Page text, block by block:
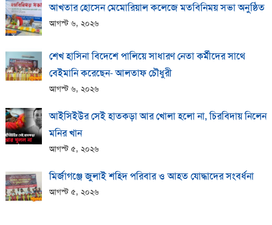
আখতার হোসেন মেমোরিয়াল কলেজে মতবিনিময় সভা অনুষ্ঠিত
আগস্ট ৬, ২০২৬
শেখ হাসিনা বিদেশে পালিয়ে সাধারণ নেতা কর্মীদের সাথে
বেইমানি করেছেন- আলতাফ চৌধুরী
আগস্ট ৬, ২০২৬
আইসিইউর সেই হাতকড়া আর খোলা হলো না, চিরবিদায় নিলেন
মনির খান
আগস্ট ৫, ২০২৬
মির্জাগঞ্জে জুলাই শহিদ পরিবার ও আহত যোদ্ধাদের সংবর্ধনা
আগস্ট ৫, ২০২৬